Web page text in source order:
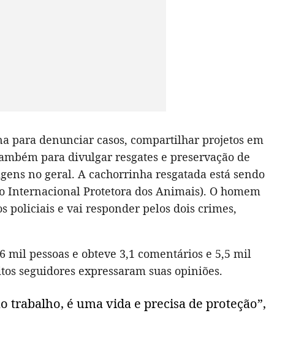
para denunciar casos, compartilhar projetos em
para divulgar resgates e preservação de
no geral. A cachorrinha resgatada está sendo
Internacional Protetora dos Animais). O homem
policiais e vai responder pelos dois crimes,
mil pessoas e obteve 3,1 comentários e 5,5 mil
seguidores expressaram suas opiniões.
trabalho, é uma vida e precisa de proteção”,